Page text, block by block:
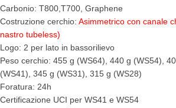
Carbonio: T800,T700, Graphene
Costruzione cerchio: Asimmetrico con canale
nastro tubeless)
Logo: 2 per lato in bassorilievo
Peso cerchio: 455 g (WS64), 440 g (WS54),
(WS41), 345 g (WS31), 315 g (WS28)
Foratura: 24h
Certificazione UCI per WS41 e WS54